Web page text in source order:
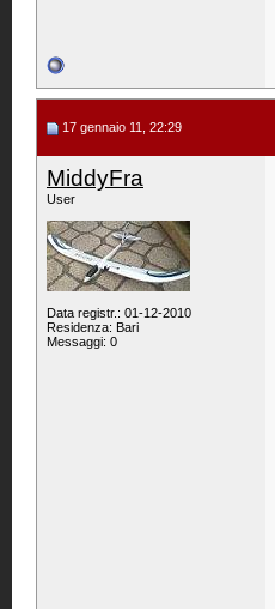
17 gennaio 11, 22:29
MiddyFra
User
Data registr.: 01-12-2010
Residenza: Bari
Messaggi: 0